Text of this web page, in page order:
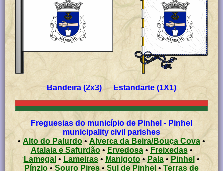
Bandeira (2x3) Estandarte (1X1)
Freguesias do município de Pinhel - Pinhel
municipality civil parishes
• Alto do Palurdo •Alverca da Beira/Bouça Cova •
Atalaia e Safurdão• Ervedosa• Freixedas •
Lamegal • Lameiras • Manigoto•Pala• Pinhel •
Pínzio •Souro Pires • Sul de Pinhel •Terras de